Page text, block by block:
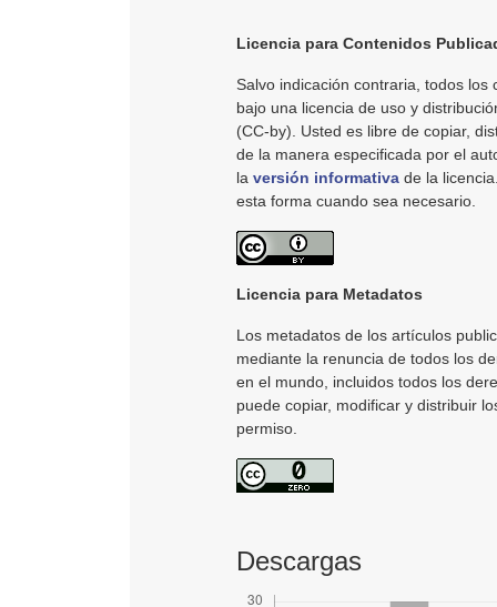
Licencia para Contenidos
Salvo indicación contraria, todos
bajo una licencia de uso y
(CC-by). Usted es libre de copiar,
de la manera especificada por el
la versión informativa de la
esta forma cuando sea necesario.
Licencia para Metadatos
Los metadatos de los artículos
mediante la renuncia de todos los
en el mundo, incluidos todos los
puede copiar, modificar y distribuir
permiso.
Descargas